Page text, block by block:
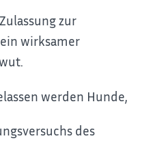
zur
wirksamer
werden Hunde,
des